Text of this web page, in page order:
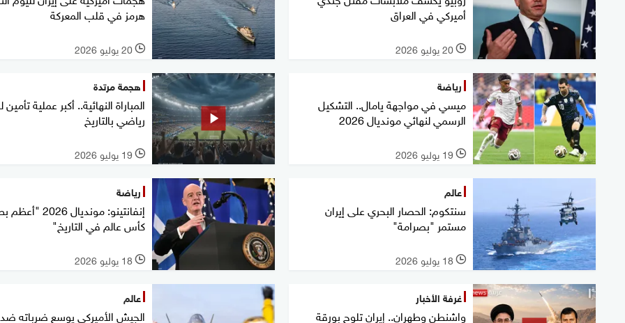
أميركي في العراق
l 20 يوليو 2026
هرمز في قلب المعركة
l 20 يوليو 2026
رياضة
ميسي في مواجهة يامال.. التشكيل
الرسمي لنهائي مونديال 2026
l 19 يوليو 2026
هجمة مرتدة
المباراة النهائية.. أكبر عملية
رياضي بالتاريخ
l 19 يوليو 2026
عالم
سنتكوم: الحصار البحري على إيران
مستمر "بصرامة"
l 18 يوليو 2026
رياضة
إنفانتينو: مونديال
كأس عالم في التاريخ"
l 18 يوليو 2026
غرفة الأخبار
واشنطن وطهران.. إيران تلوح بورقة
عالم
الجيش الأميركي يوسع ضرباته ضد